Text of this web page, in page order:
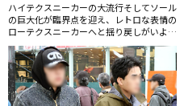
ハイテクスニーカーの大流行そしてソール
の巨大化が臨界点を迎え、レトロな表情の
ローテクスニーカーへと揺り戻しがいよい
よ始まっている。薄型を意味する「ロープ
ロファイル」なる名称もメディアでは散見
されるように。